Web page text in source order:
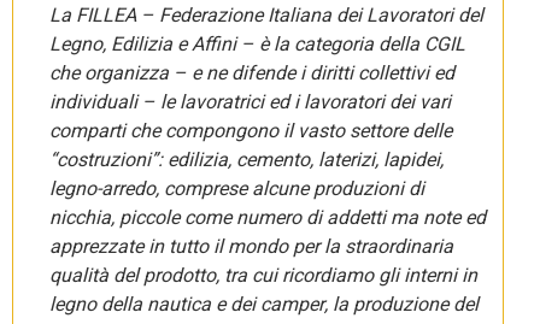
La FILLEA – Federazione Italiana dei Lavoratori del
Legno, Edilizia e Affini – è la categoria della CGIL
che organizza – e ne difende i diritti collettivi ed
individuali – le lavoratrici ed i lavoratori dei vari
comparti che compongono il vasto settore delle
“costruzioni”: edilizia, cemento, laterizi, lapidei,
legno-arredo, comprese alcune produzioni di
nicchia, piccole come numero di addetti ma note ed
apprezzate in tutto il mondo per la straordinaria
qualità del prodotto, tra cui ricordiamo gli interni in
legno della nautica e dei camper, la produzione del